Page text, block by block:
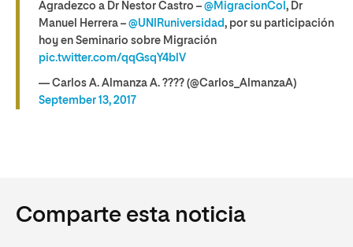
Agradezco a Dr Nestor Castro – @MigracionCol , Dr
Manuel Herrera – @UNIRuniversidad, por su participación
hoy en Seminario sobre Migración
pic.twitter.com/qqGsqY4blV
— Carlos A. Almanza A. ???? (@Carlos_AlmanzaA)
September 13, 2017
Comparte esta noticia